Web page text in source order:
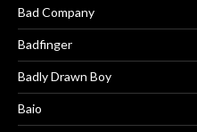
Bad Company
Badfinger
Badly Drawn Boy
Baio